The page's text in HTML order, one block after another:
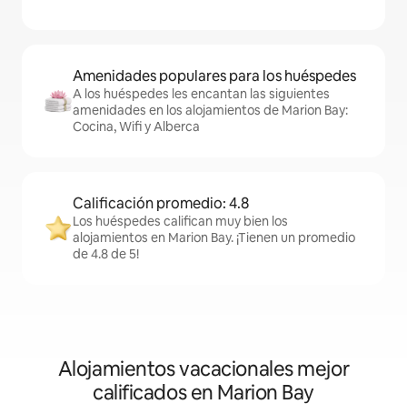
Amenidades populares para los huéspedes
A los huéspedes les encantan las siguientes
amenidades en los alojamientos de Marion Bay:
Cocina, Wifi y Alberca
Calificación promedio: 4.8
Los huéspedes califican muy bien los
alojamientos en Marion Bay. ¡Tienen un promedio
de 4.8 de 5!
Alojamientos vacacionales mejor
calificados en Marion Bay